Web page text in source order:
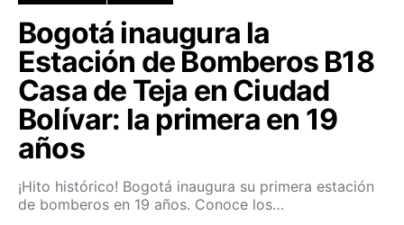
Bogotá inaugura la
Estación de Bomberos B18
Casa de Teja en Ciudad
Bolívar: la primera en 19
años
¡Hito histórico! Bogotá inaugura su primera estación
de bomberos en 19 años. Conoce los…